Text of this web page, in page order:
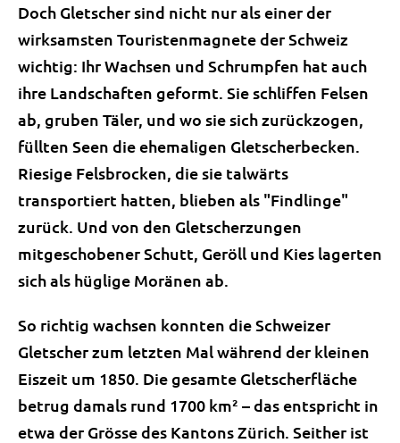
Doch Gletscher sind nicht nur als einer der
wirksamsten Touristenmagnete der Schweiz
wichtig: Ihr Wachsen und Schrumpfen hat auch
ihre Landschaften geformt. Sie schliffen Felsen
ab, gruben Täler, und wo sie sich zurückzogen,
füllten Seen die ehemaligen Gletscherbecken.
Riesige Felsbrocken, die sie talwärts
transportiert hatten, blieben als "Findlinge"
zurück. Und von den Gletscherzungen
mitgeschobener Schutt, Geröll und Kies lagerten
sich als hüglige Moränen ab.
So richtig wachsen konnten die Schweizer
Gletscher zum letzten Mal während der kleinen
Eiszeit um 1850. Die gesamte Gletscherfläche
betrug damals rund 1700 km² – das entspricht in
etwa der Grösse des Kantons Zürich. Seither ist